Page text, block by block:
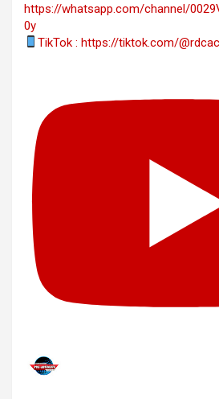
https://whatsapp.com/channel/
0y
TikTok : https://tiktok.com/